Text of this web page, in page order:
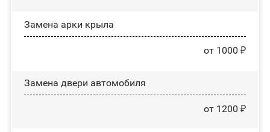
Замена арки крыла
от 1000 ₽
Замена двери автомобиля
от 1200 ₽